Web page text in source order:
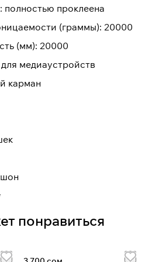
проклеена
(граммы): 20000
(мм): 20000
медиаустройств
карман
понравиться